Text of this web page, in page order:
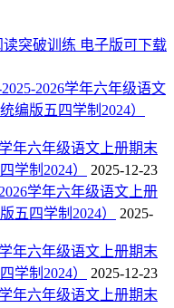
突破训练 电子版可下载
2026学年六年级语文
编版五四学制2024）
年六年级语文上册期末
学制2024）
2025-12-23
学年六年级语文上册
五四学制2024）
2025-
年六年级语文上册期末
学制2024）
2025-12-23
年六年级语文上册期末